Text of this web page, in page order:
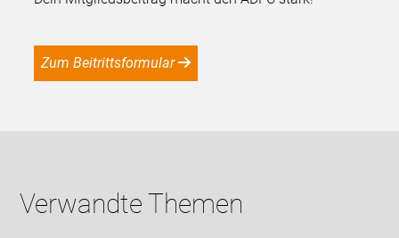
Zum Beitrittsformular
Verwandte Themen